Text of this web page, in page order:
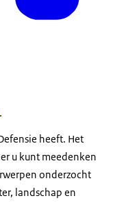
.
heeft. Het
u kunt meedenken
onderzocht
landschap en